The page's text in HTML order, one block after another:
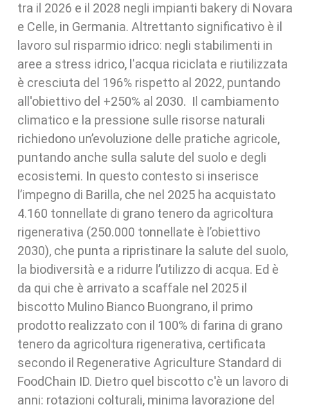
tra il 2026 e il 2028 negli impianti bakery di Novara
e Celle, in Germania. Altrettanto significativo è il
lavoro sul risparmio idrico: negli stabilimenti in
aree a stress idrico, l'acqua riciclata e riutilizzata
è cresciuta del 196% rispetto al 2022, puntando
all'obiettivo del +250% al 2030. Il cambiamento
climatico e la pressione sulle risorse naturali
richiedono un’evoluzione delle pratiche agricole,
puntando anche sulla salute del suolo e degli
ecosistemi. In questo contesto si inserisce
l’impegno di Barilla, che nel 2025 ha acquistato
4.160 tonnellate di grano tenero da agricoltura
rigenerativa (250.000 tonnellate è l’obiettivo
2030), che punta a ripristinare la salute del suolo,
la biodiversità e a ridurre l’utilizzo di acqua. Ed è
da qui che è arrivato a scaffale nel 2025 il
biscotto Mulino Bianco Buongrano, il primo
prodotto realizzato con il 100% di farina di grano
tenero da agricoltura rigenerativa, certificata
secondo il Regenerative Agriculture Standard di
FoodChain ID. Dietro quel biscotto c'è un lavoro di
anni: rotazioni colturali, minima lavorazione del